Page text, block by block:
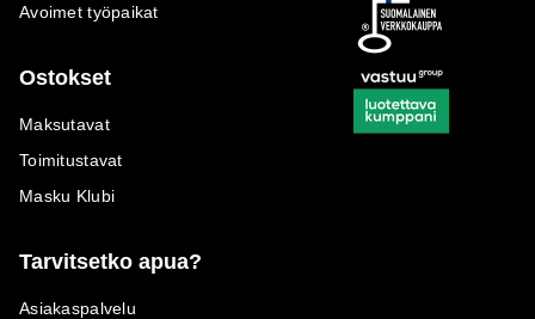
Avoimet työpaikat
Ostokset
Maksutavat
Toimitustavat
Masku Klubi
Tarvitsetko apua?
Asiakaspalvelu